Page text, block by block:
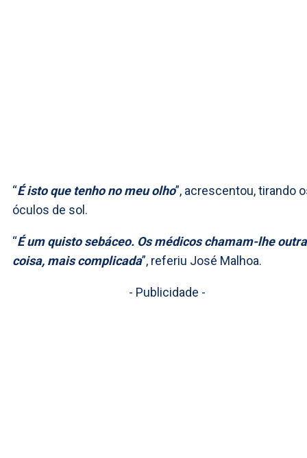
“É isto que tenho no meu olho”, acrescentou, tirando
óculos de sol.
“É um quisto sebáceo. Os médicos chamam-lhe outra
coisa, mais complicada”, referiu José Malhoa.
- Publicidade -